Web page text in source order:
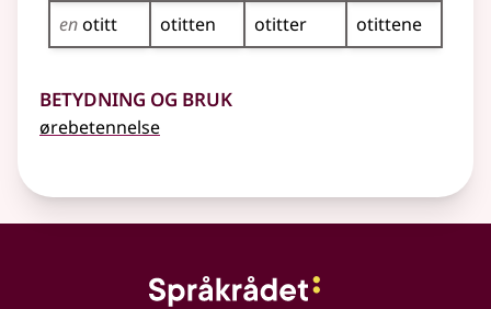
enotitt otitten otitter otittene
Betydning og bruk
ørebetennelse